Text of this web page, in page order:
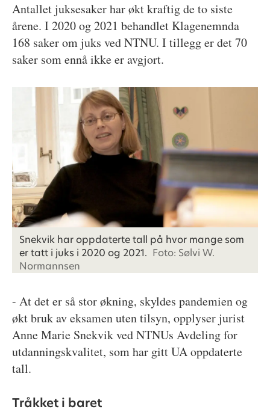
Antallet juksesaker har økt kraftig de to siste
årene. I 2020 og 2021 behandlet Klagenemnda
168 saker om juks ved NTNU. I tillegg er det 70
saker som ennå ikke er avgjort.
Snekvik har oppdaterte tall på hvor mange som
er tatt i juks i 2020 og 2021. Foto: Sølvi W.
Normannsen
- At det er så stor økning, skyldes pandemien og
økt bruk av eksamen uten tilsyn, opplyser jurist
Anne Marie Snekvik ved NTNUs Avdeling for
utdanningskvalitet, som har gitt UA oppdaterte
tall.
Tråkket i baret